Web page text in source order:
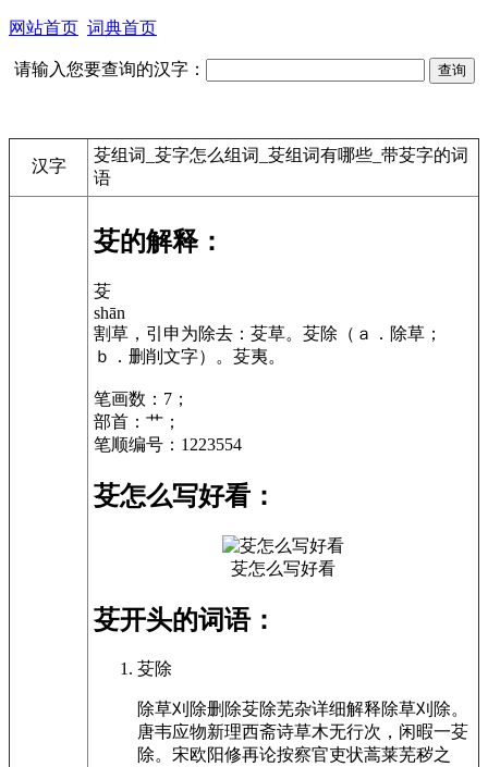
网站首页 词典首页
请输入您要查询的汉字：
汉字
芟组词_芟字怎么组词_芟组词有哪些_带芟字的词
语
芟的解释：
芟
shān
割草，引申为除去：芟草。芟除（ａ．除草；
ｂ．删削文字）。芟夷。
笔画数：7；
部首：艹；
笔顺编号：1223554
芟怎么写好看：
芟怎么写好看
芟开头的词语：
芟除
除草刈除删除芟除芜杂详细解释除草刈除。
唐韦应物新理西斋诗草木无行次，闲暇一芟
除。宋欧阳修再论按察官吏状蒿莱芜秽之